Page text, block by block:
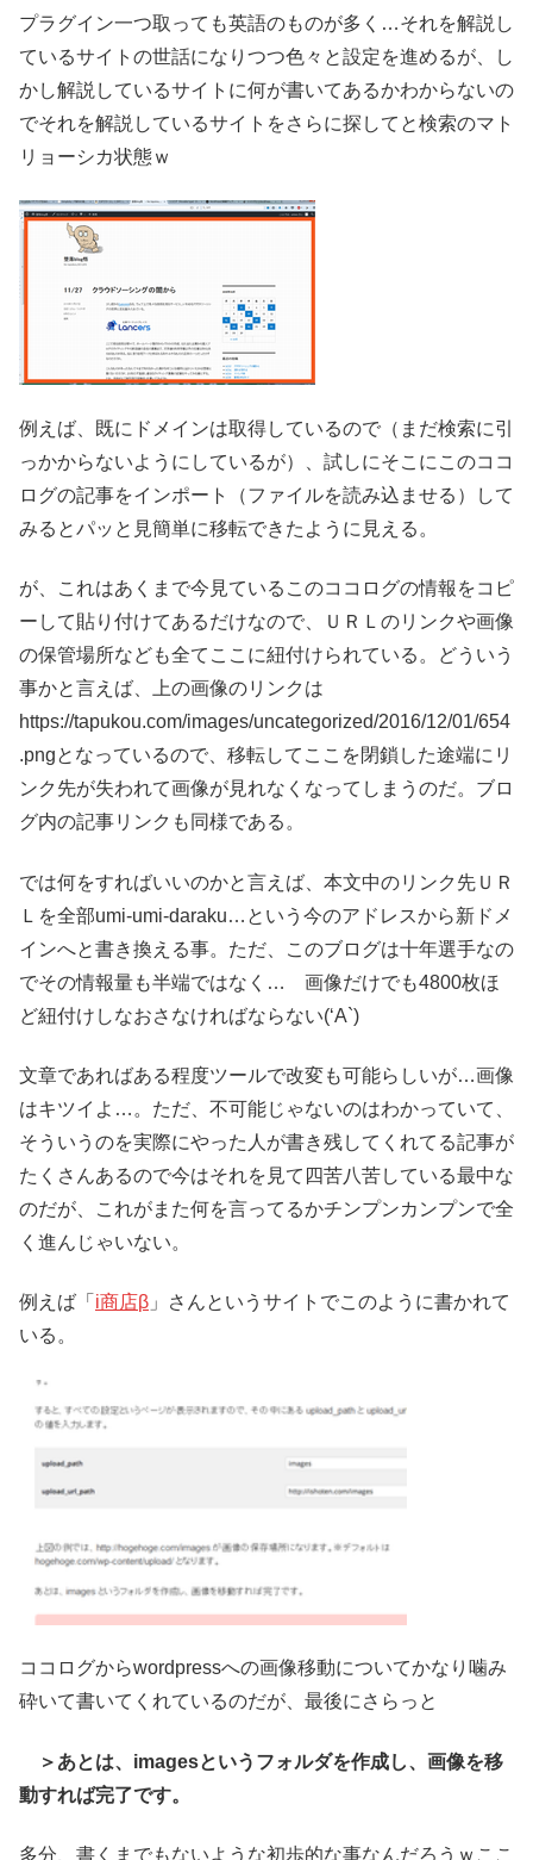
プラグイン一つ取っても英語のものが多く…それを解説し
ているサイトの世話になりつつ色々と設定を進めるが、し
かし解説しているサイトに何が書いてあるかわからないの
でそれを解説しているサイトをさらに探してと検索のマト
リョーシカ状態ｗ
例えば、既にドメインは取得しているので（まだ検索に引
っかからないようにしているが）、試しにそこにこのココ
ログの記事をインポート（ファイルを読み込ませる）して
みるとパッと見簡単に移転できたように見える。
が、これはあくまで今見ているこのココログの情報をコピ
ーして貼り付けてあるだけなので、ＵＲＬのリンクや画像
の保管場所なども全てここに紐付けられている。どういう
事かと言えば、上の画像のリンクは
https://tapukou.com/images/uncategorized/2016/12/01/654
.pngとなっているので、移転してここを閉鎖した途端にリ
ンク先が失われて画像が見れなくなってしまうのだ。ブロ
グ内の記事リンクも同様である。
では何をすればいいのかと言えば、本文中のリンク先ＵＲ
Ｌを全部umi-umi-daraku…という今のアドレスから新ドメ
インへと書き換える事。ただ、このブログは十年選手なの
でその情報量も半端ではなく… 画像だけでも4800枚ほ
ど紐付けしなおさなければならない(‘A`)
文章であればある程度ツールで改変も可能らしいが…画像
はキツイよ…。ただ、不可能じゃないのはわかっていて、
そういうのを実際にやった人が書き残してくれてる記事が
たくさんあるので今はそれを見て四苦八苦している最中な
のだが、これがまた何を言ってるかチンプンカンプンで全
く進んじゃいない。
例えば「 i商店β 」さんというサイトでこのように書かれて
いる。
ココログからwordpressへの画像移動についてかなり噛み
砕いて書いてくれているのだが、最後にさらっと
＞あとは、imagesというフォルダを作成し、画像を移
動すれば完了です。
多分、書くまでもないような初歩的な事なんだろうｗここ